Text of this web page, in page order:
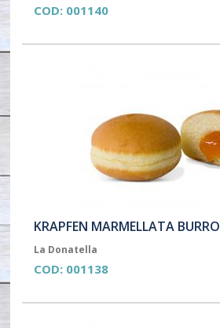
COD: 001140
KRAPFEN MARMELLATA BURRO
La Donatella
COD: 001138